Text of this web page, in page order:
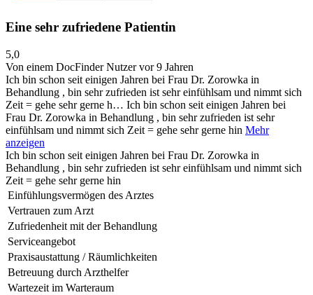
Eine sehr zufriedene Patientin
5,0
Von einem DocFinder Nutzervor 9 Jahren
Ich bin schon seit einigen Jahren bei Frau Dr. Zorowka in
Behandlung , bin sehr zufrieden ist sehr einfühlsam und nimmt sich
Zeit = gehe sehr gerne h… Ich bin schon seit einigen Jahren bei
Frau Dr. Zorowka in Behandlung , bin sehr zufrieden ist sehr
einfühlsam und nimmt sich Zeit = gehe sehr gerne hin Mehr
anzeigen
Ich bin schon seit einigen Jahren bei Frau Dr. Zorowka in
Behandlung , bin sehr zufrieden ist sehr einfühlsam und nimmt sich
Zeit = gehe sehr gerne hin
Einfühlungsvermögen des Arztes
Vertrauen zum Arzt
Zufriedenheit mit der Behandlung
Serviceangebot
Praxisaustattung / Räumlichkeiten
Betreuung durch Arzthelfer
Wartezeit im Warteraum